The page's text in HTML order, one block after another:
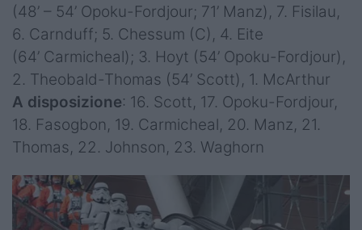
(48’ – 54’ Opoku-Fordjour; 71’ Manz), 7. Fisilau,
6. Carnduff; 5. Chessum (C), 4. Eite
(64’ Carmicheal); 3. Hoyt (54’ Opoku-Fordjour),
2. Theobald-Thomas (54’ Scott), 1. McArthur
A disposizione: 16. Scott, 17. Opoku-Fordjour,
18. Fasogbon, 19. Carmicheal, 20. Manz, 21.
Thomas, 22. Johnson, 23. Waghorn